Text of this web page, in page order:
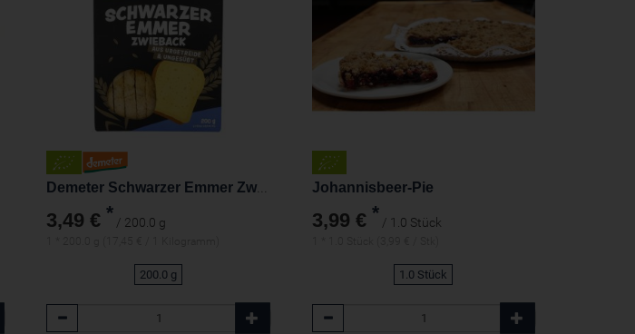
3,49 € * / 200.0 g
200.0 g
Johannisbeer-Pie
3,99 € * / 1.0 Stück
1.0 Stück